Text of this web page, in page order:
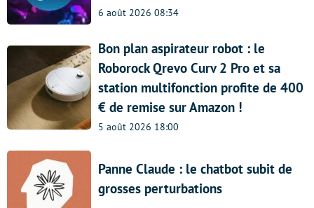
6 août 2026 08:34
Bon plan aspirateur robot : le
Roborock Qrevo Curv 2 Pro et sa
station multifonction profite de 400
€ de remise sur Amazon !
5 août 2026 18:00
Panne Claude : le chatbot subit de
grosses perturbations